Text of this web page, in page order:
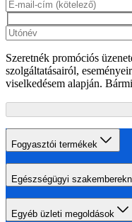
Szeretnék promóciós
szolgáltatásairól,
viselkedésem alapján.
Fogyasztói termékek
Egészségügyi
Egyéb üzleti megoldások